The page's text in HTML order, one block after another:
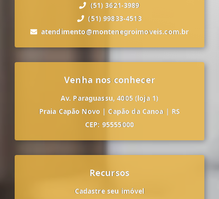
(51) 3621-3989
(51) 99833-4513
atendimento@montenegroimoveis.com.br
Venha nos conhecer
Av. Paraguassu, 4005 (loja 1)
Praia Capão Novo | Capão da Canoa | RS
CEP: 95555000
Recursos
Cadastre seu imóvel